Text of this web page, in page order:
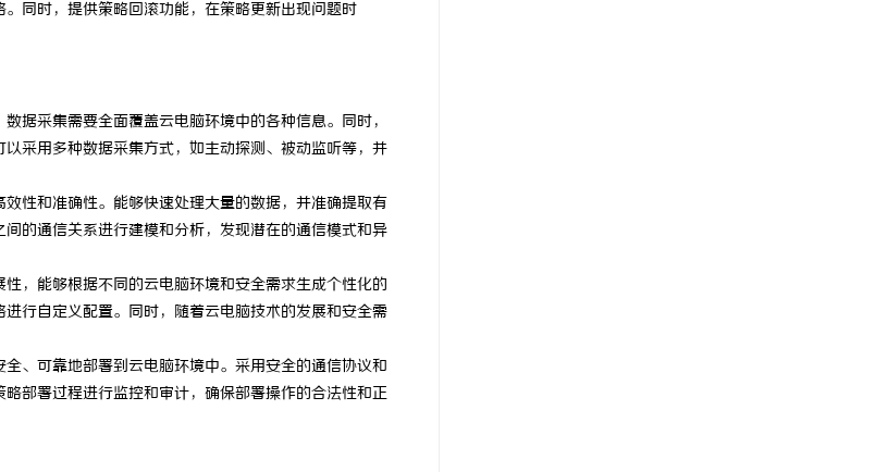
同时，提供策略回滚功能，在策略更新出现问题时
据采集需要全面覆盖云电脑环境中的各种信息。同时，
采用多种数据采集方式，如主动探测、被动监听等，并
性和准确性。能够快速处理大量的数据，并准确提取有
的通信关系进行建模和分析，发现潜在的通信模式和异
，能够根据不同的云电脑环境和安全需求生成个性化的
行自定义配置。同时，随着云电脑技术的发展和安全需
、可靠地部署到云电脑环境中。采用安全的通信协议和
部署过程进行监控和审计，确保部署操作的合法性和正